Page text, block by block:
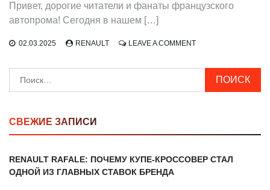
Привет, дорогие читатели и фанаты французского
автопрома! Сегодня в нашем […]
02.03.2025 RENAULT LEAVE A COMMENTON
ПОЛУЧИТЬ
ВОЗВРАЩЕНИЕ
СВЕЖИЕ ЗАПИСИ
RENAULT RAFALE: ПОЧЕМУ КУПЕ-КРОССОВЕР СТАЛ
ОДНОЙ ИЗ ГЛАВНЫХ СТАВОК БРЕНДА